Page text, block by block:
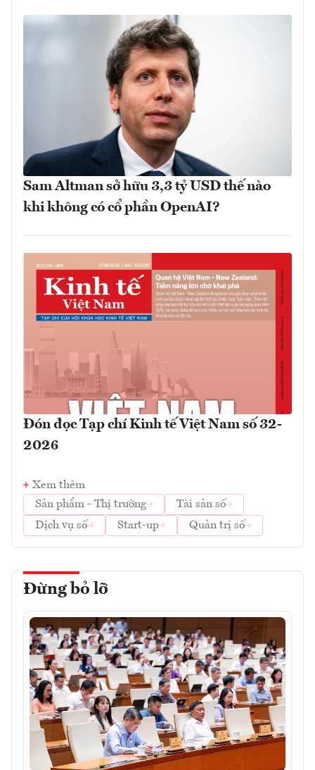
Sam Altman sở hữu 3,3 tỷ USD thế nào
khi không có cổ phần OpenAI?
Đón đọc Tạp chí Kinh tế Việt Nam số 32-
2026
Xem thêm
Sản phẩm - Thị trường
Tài sản số
Dịch vụ số
Start-up Quản trị số
Đừng bỏ lỡ